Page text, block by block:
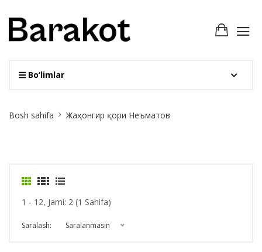
Bo‘limlar
Breadcrumb
Bosh sahifa Жаҳонгир қори Неъматов
1 - 12, Jami: 2 (1 Sahifa)
Saralash: Saralanmasin